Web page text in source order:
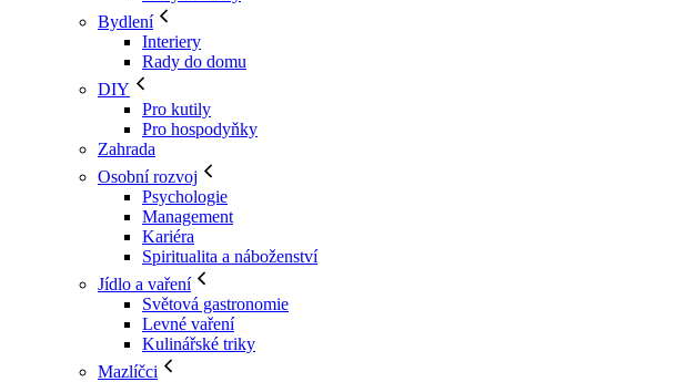
Bydlení
Interiery
Rady do domu
DIY
Pro kutily
Pro hospodyňky
Zahrada
Osobní rozvoj
Psychologie
Management
Kariéra
Spiritualita a náboženství
Jídlo a vaření
Světová gastronomie
Levné vaření
Kulinářské triky
Mazlíčci